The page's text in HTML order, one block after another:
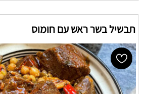
תבשיל בשר ראש עם חומוס